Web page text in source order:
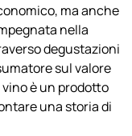
ma anche
nella
degustazioni
sul valore
vino è un prodotto
una storia di